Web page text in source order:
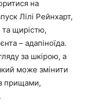
на
Лілі Рейнхарт,
та щирістю,
– адапіноїда.
за шкірою, а
може змінити
прищами,